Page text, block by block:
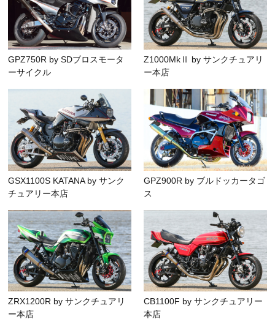
GPZ750R by SDブロスモータ
ーサイクル
Z1000MkⅡ by サンクチュアリ
ー本店
GSX1100S KATANA by サンク
チュアリー本店
GPZ900R by ブルドッカータゴ
ス
ZRX1200R by サンクチュアリ
ー本店
CB1100F by サンクチュアリー
本店